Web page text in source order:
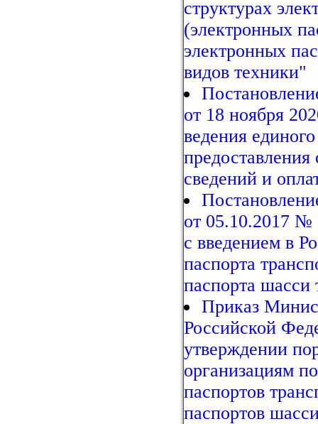
структурах
(электронных
электронных
видов техники"
от 18 ноября
ведения
сведений и
от 05.10.2017 №
с введением в
паспорта
паспорта шасси
Приказ
Российской
утверждении
организациям
паспортов
паспортов